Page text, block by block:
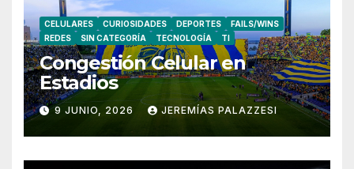
CELULARES CURIOSIDADES DEPORTES
FAILS/WINS
REDES
SIN CATEGORÍA TECNOLOGÍA TI
Congestión Celular en
Estadios
9 JUNIO, 2026 JEREMÍAS PALAZZESI